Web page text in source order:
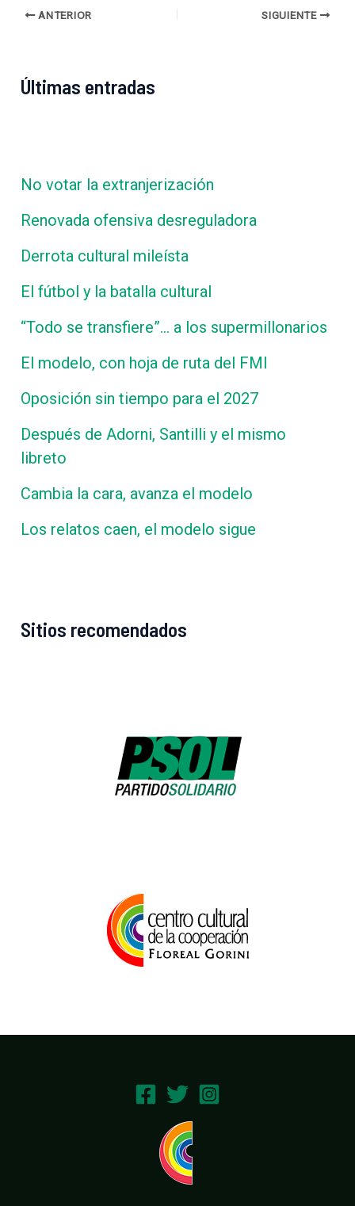
ANTERIOR SIGUIENTE
Últimas entradas
No votar la extranjerización
Renovada ofensiva desreguladora
Derrota cultural mileísta
El fútbol y la batalla cultural
“Todo se transfiere”… a los supermillonarios
El modelo, con hoja de ruta del FMI
Oposición sin tiempo para el 2027
Después de Adorni, Santilli y el mismo
libreto
Cambia la cara, avanza el modelo
Los relatos caen, el modelo sigue
Sitios recomendados